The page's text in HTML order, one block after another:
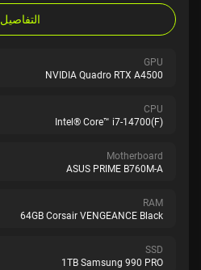
التفاصيل
GPU
NVIDIA Quadro RTX A4500
CPU
Intel® Core™ i7-14700(F)
Motherboard
ASUS PRIME B760M-A
RAM
64GB Corsair VENGEANCE Black
SSD
1TB Samsung 990 PRO